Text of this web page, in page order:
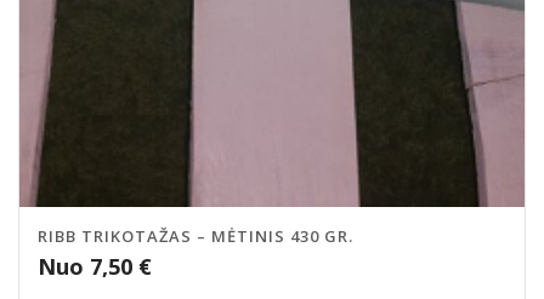
RIBB TRIKOTAŽAS – MĖTINIS 430 GR.
Nuo 7,50 €